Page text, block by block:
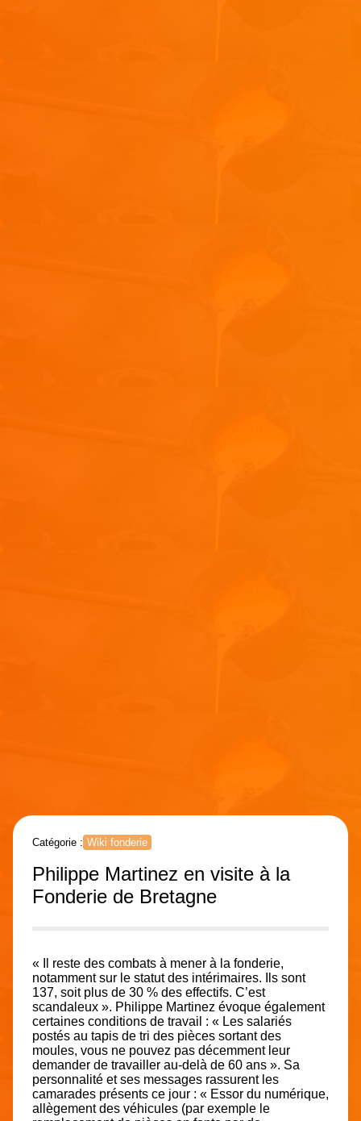
Catégorie : Wiki fonderie
Philippe Martinez en visite à la
Fonderie de Bretagne
« Il reste des combats à mener à la fonderie,
notamment sur le statut des intérimaires. Ils sont
137, soit plus de 30 % des effectifs. C’est
scandaleux ». Philippe Martinez évoque également
certaines conditions de travail : « Les salariés
postés au tapis de tri des pièces sortant des
moules, vous ne pouvez pas décemment leur
demander de travailler au-delà de 60 ans ». Sa
personnalité et ses messages rassurent les
camarades présents ce jour : « Essor du numérique,
allègement des véhicules (par exemple le